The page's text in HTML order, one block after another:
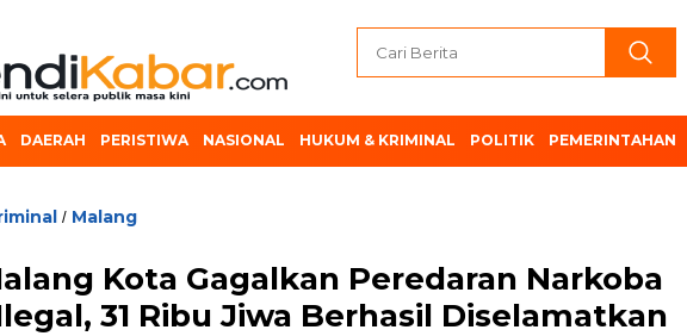
DAERAH PERISTIWA NASIONAL HUKUM & KRIMINAL POLITIK PEMERINTAHAN
/ Malang
Kota Gagalkan Peredaran Narkoba
31 Ribu Jiwa Berhasil Diselamatkan